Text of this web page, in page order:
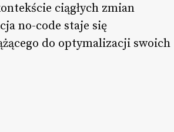
ciągłych zmian
no-code staje się
do optymalizacji swoich